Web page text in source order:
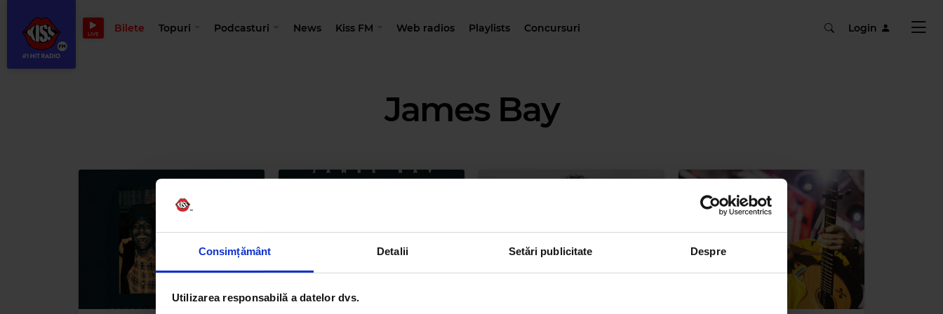
Consimțământ Detalii Setări publicitate Despre
Utilizarea responsabilă a datelor dvs.
LIVE Bilete Topuri Podcasturi News Kiss FM Web radios Playlists Concursuri Login
James Bay